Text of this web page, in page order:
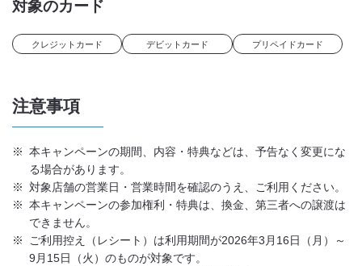
対象のカード
クレジットカード デビットカード プリペイドカード
注意事項
※ 本キャンペーンの期間、内容・特典などは、予告なく変更にな
る場合があります。
※ 対象店舗の営業日・営業時間を確認のうえ、ご利用ください。
※ 本キャンペーンの参加権利・特典は、換金、第三者への譲渡は
できません。
※
ご利用控え（レシート）は利用期間が2026年3月16日（月）～
9月15日（火）のものが対象です。